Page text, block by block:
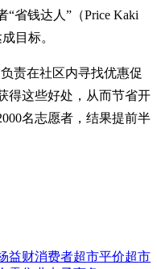
省钱达人”（Price Kaki
目标。
责在社区内寻找优惠促
得这些好处，从而节省开
名志愿者，结果提前半
益财消费者超市平价超市